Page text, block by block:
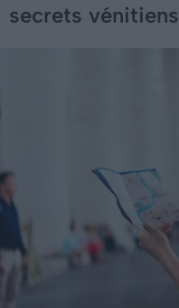
secrets vénitiens